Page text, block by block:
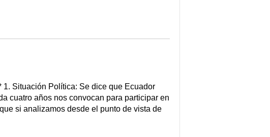
Situación Política: Se dice que Ecuador
cuatro años nos convocan para participar en
si analizamos desde el punto de vista de